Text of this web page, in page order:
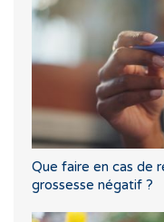
Que faire en cas de
grossesse négatif ?